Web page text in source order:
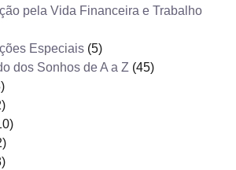
pela Vida Financeira e Trabalho
Especiais (5)
dos Sonhos de A a Z (45)